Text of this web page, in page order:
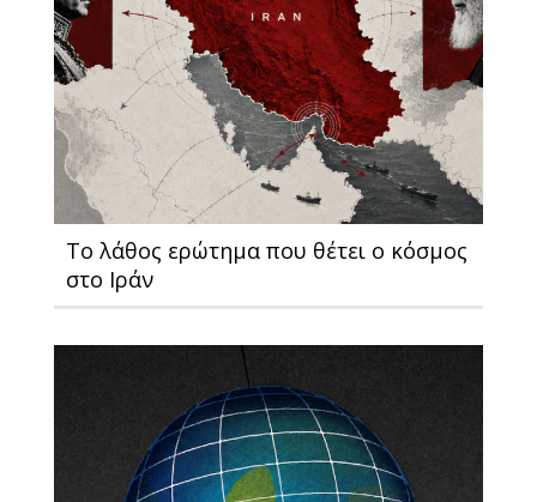
Το λάθος ερώτημα που θέτει ο κόσμος
στο Ιράν